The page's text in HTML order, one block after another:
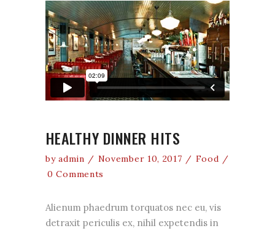
HEALTHY DINNER HITS
byadmin November 10, 2017
Food
0 Comments
Alienum phaedrum torquatos nec eu, vis
detraxit periculis ex, nihil expetendis in